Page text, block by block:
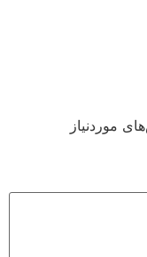
موردنیاز